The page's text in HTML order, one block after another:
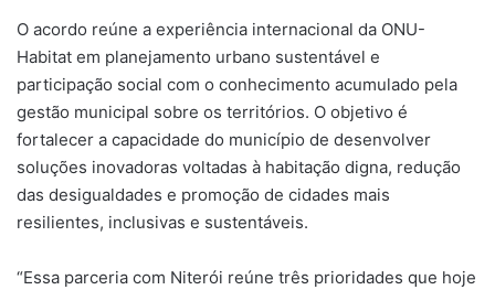
O acordo reúne a experiência internacional da ONU-
Habitat em planejamento urbano sustentável e
participação social com o conhecimento acumulado pela
gestão municipal sobre os territórios. O objetivo é
fortalecer a capacidade do município de desenvolver
soluções inovadoras voltadas à habitação digna, redução
das desigualdades e promoção de cidades mais
resilientes, inclusivas e sustentáveis.
“Essa parceria com Niterói reúne três prioridades que hoje